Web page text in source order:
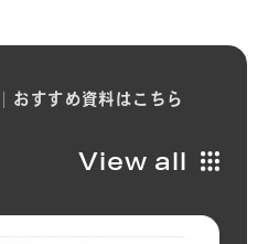
おすすめ資料は こちら
View all